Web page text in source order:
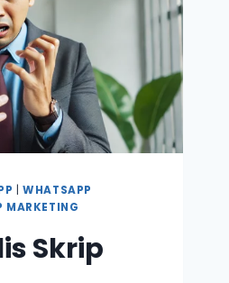
|WHATSAPP
MARKETING
Skrip